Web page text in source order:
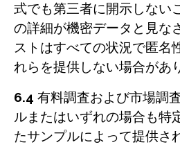
式でも第三者に開示しない
の詳細が機密データと見な
ストはすべての状況で匿名
れらを提供しない場合があ
6.4 有料調査および市場調
ルまたはいずれの場合も特
たサンプルによって提供さ